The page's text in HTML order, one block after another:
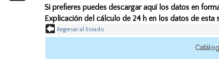
Si prefieres puedes descargar aquí los datos en
Explicación del cálculo de 24 h en los datos de esta
Regresar al listado